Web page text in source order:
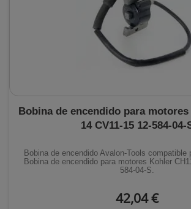
Bobina de encendido para motores
14 CV11-15 12-584-04-
Bobina de encendido Avalon-Tools compatible
Bobina de encendido para motores Kohler
584-04-S.
42,04 €